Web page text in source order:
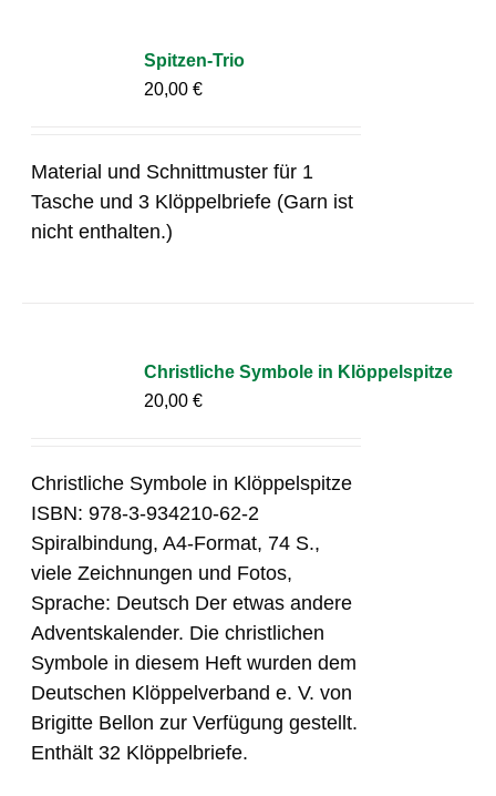
Spitzen-Trio
20,00€
Material und Schnittmuster für 1
Tasche und 3 Klöppelbriefe (Garn ist
nicht enthalten.)
Christliche Symbole in Klöppelspitze
20,00€
Christliche Symbole in Klöppelspitze
ISBN: 978-3-934210-62-2
Spiralbindung, A4-Format, 74 S.,
viele Zeichnungen und Fotos,
Sprache: Deutsch Der etwas andere
Adventskalender. Die christlichen
Symbole in diesem Heft wurden dem
Deutschen Klöppelverband e. V. von
Brigitte Bellon zur Verfügung gestellt.
Enthält 32 Klöppelbriefe.